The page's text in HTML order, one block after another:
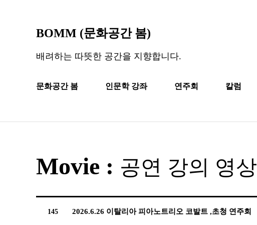
BOMM (문화공간 봄)
배려하는 따뜻한 공간을 지향합니다.
문화공간 봄 인문학 강좌 연주회 칼럼
Movie : 공연 강의 영상
145 2026.6.26 이탈리아 피아노트리오 코발트 ,초청 연주회